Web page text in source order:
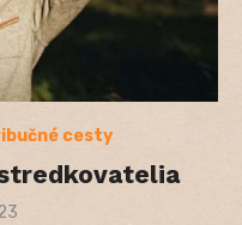
cesty